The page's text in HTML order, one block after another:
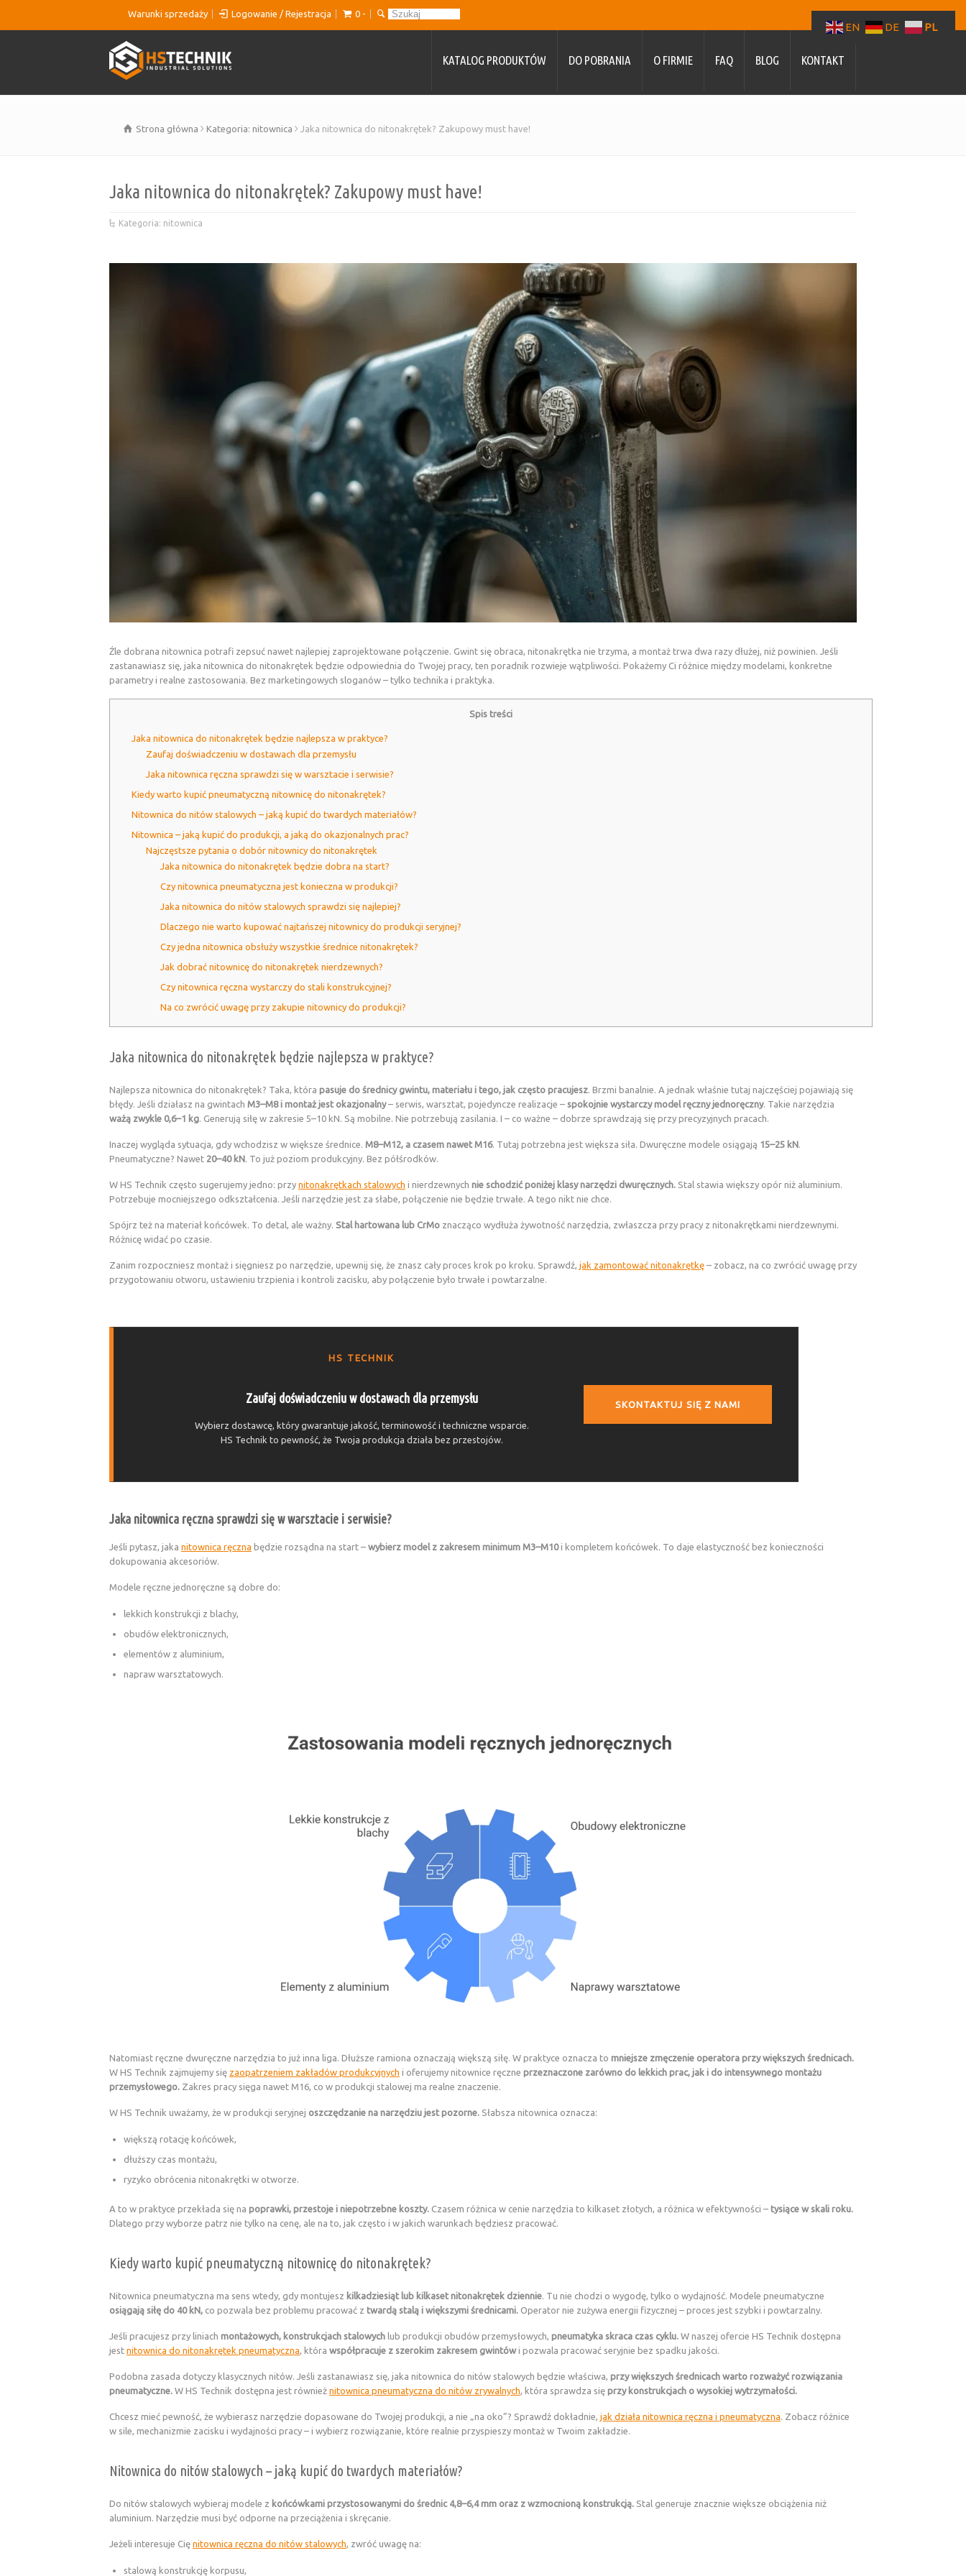
Warunki sprzedaży Logowanie / Rejestracja 0 -
KATALOG PRODUKTÓW DO POBRANIA O FIRMIE FAQ BLOG KONTAKT
Strona główna Kategoria: nitownica Jaka nitownica do nitonakrętek? Zakupowy must have!
Jaka nitownica do nitonakrętek? Zakupowy must have!
Kategoria: nitownica
Źle dobrana nitownica potrafi zepsuć nawet najlepiej zaprojektowane połączenie. Gwint się obraca, nitonakrętka nie trzyma, a montaż trwa dwa razy dłużej, niż powinien. Jeśli
zastanawiasz się, jaka nitownica do nitonakrętek będzie odpowiednia do Twojej pracy, ten poradnik rozwieje wątpliwości. Pokażemy Ci różnice między modelami, konkretne
parametry i realne zastosowania. Bez marketingowych sloganów – tylko technika i praktyka.
Spis treści
Jaka nitownica do nitonakrętek będzie najlepsza w praktyce?
Zaufaj doświadczeniu w dostawach dla przemysłu
Jaka nitownica ręczna sprawdzi się w warsztacie i serwisie?
Kiedy warto kupić pneumatyczną nitownicę do nitonakrętek?
Nitownica do nitów stalowych – jaką kupić do twardych materiałów?
Nitownica – jaką kupić do produkcji, a jaką do okazjonalnych prac?
Najczęstsze pytania o dobór nitownicy do nitonakrętek
Jaka nitownica do nitonakrętek będzie dobra na start?
Czy nitownica pneumatyczna jest konieczna w produkcji?
Jaka nitownica do nitów stalowych sprawdzi się najlepiej?
Dlaczego nie warto kupować najtańszej nitownicy do produkcji seryjnej?
Czy jedna nitownica obsłuży wszystkie średnice nitonakrętek?
Jak dobrać nitownicę do nitonakrętek nierdzewnych?
Czy nitownica ręczna wystarczy do stali konstrukcyjnej?
Na co zwrócić uwagę przy zakupie nitownicy do produkcji?
Jaka nitownica do nitonakrętek będzie najlepsza w praktyce?
Najlepsza nitownica do nitonakrętek? Taka, która pasuje do średnicy gwintu, materiału i tego, jak często pracujesz. Brzmi banalnie. A jednak właśnie tutaj najczęściej pojawiają się
błędy. Jeśli działasz na gwintach M3–M8 i montaż jest okazjonalny– serwis, warsztat, pojedyncze realizacje – spokojnie wystarczy model ręczny jednoręczny. Takie narzędzia
ważą zwykle 0,6–1 kg. Generują siłę w zakresie 5–10 kN. Są mobilne. Nie potrzebują zasilania. I – co ważne – dobrze sprawdzają się przy precyzyjnych pracach.
Inaczej wygląda sytuacja, gdy wchodzisz w większe średnice. M8–M12, a czasem nawet M16. Tutaj potrzebna jest większa siła. Dwuręczne modele osiągają 15–25 kN.
Pneumatyczne? Nawet 20–40 kN. To już poziom produkcyjny. Bez półśrodków.
W HS Technik często sugerujemy jedno: przy nitonakrętkach stalowych i nierdzewnych nie schodzić poniżej klasy narzędzi dwuręcznych. Stal stawia większy opór niż aluminium.
Potrzebuje mocniejszego odkształcenia. Jeśli narzędzie jest za słabe, połączenie nie będzie trwałe. A tego nikt nie chce.
Spójrz też na materiał końcówek. To detal, ale ważny. Stal hartowana lub CrMo znacząco wydłuża żywotność narzędzia, zwłaszcza przy pracy z nitonakrętkami nierdzewnymi.
Różnicę widać po czasie.
Zanim rozpoczniesz montaż i sięgniesz po narzędzie, upewnij się, że znasz cały proces krok po kroku. Sprawdź, jak zamontować nitonakrętkę – zobacz, na co zwrócić uwagę przy
przygotowaniu otworu, ustawieniu trzpienia i kontroli zacisku, aby połączenie było trwałe i powtarzalne.
HS TECHNIK
Zaufaj doświadczeniu w dostawach dla przemysłu
Wybierz dostawcę, który gwarantuje jakość, terminowość i techniczne wsparcie.
HS Technik to pewność, że Twoja produkcja działa bez przestojów.
SKONTAKTUJ SIĘ Z NAMI
Jaka nitownica ręczna sprawdzi się w warsztacie i serwisie?
Jeśli pytasz, jaka nitownica ręczna będzie rozsądna na start – wybierz model z zakresem minimum M3–M10i kompletem końcówek. To daje elastyczność bez konieczności
dokupowania akcesoriów.
Modele ręczne jednoręczne są dobre do:
lekkich konstrukcji z blachy,
obudów elektronicznych,
elementów z aluminium,
napraw warsztatowych.
Natomiast ręczne dwuręczne narzędzia to już inna liga. Dłuższe ramiona oznaczają większą siłę. W praktyce oznacza to mniejsze zmęczenie operatora przy większych średnicach.
W HS Technik zajmujemy się zaopatrzeniem zakładów produkcyjnych i oferujemy nitownice ręczne przeznaczone zarówno do lekkich prac, jak i do intensywnego montażu
przemysłowego. Zakres pracy sięga nawet M16, co w produkcji stalowej ma realne znaczenie.
W HS Technik uważamy, że w produkcji seryjnej oszczędzanie na narzędziu jest pozorne. Słabsza nitownica oznacza:
większą rotację końcówek,
dłuższy czas montażu,
ryzyko obrócenia nitonakrętki w otworze.
A to w praktyce przekłada się na poprawki, przestoje i niepotrzebne koszty. Czasem różnica w cenie narzędzia to kilkaset złotych, a różnica w efektywności – tysiące w skali roku.
Dlatego przy wyborze patrz nie tylko na cenę, ale na to, jak często i w jakich warunkach będziesz pracować.
Kiedy warto kupić pneumatyczną nitownicę do nitonakrętek?
Nitownica pneumatyczna ma sens wtedy, gdy montujesz kilkadziesiąt lub kilkaset nitonakrętek dziennie . Tu nie chodzi o wygodę, tylko o wydajność. Modele pneumatyczne
osiągają siłę do 40 kN, co pozwala bez problemu pracować z twardą stalą i większymi średnicami. Operator nie zużywa energii fizycznej – proces jest szybki i powtarzalny.
Jeśli pracujesz przy liniach montażowych, konstrukcjach stalowych lub produkcji obudów przemysłowych, pneumatyka skraca czas cyklu. W naszej ofercie HS Technik dostępna
jest nitownica do nitonakrętek pneumatyczna , która współpracuje z szerokim zakresem gwintówi pozwala pracować seryjnie bez spadku jakości.
Podobna zasada dotyczy klasycznych nitów. Jeśli zastanawiasz się, jaka nitownica do nitów stalowych będzie właściwa, przy większych średnicach warto rozważyć rozwiązania
pneumatyczne. W HS Technik dostępna jest również nitownica pneumatyczna do nitów zrywalnych , która sprawdza się przy konstrukcjach o wysokiej wytrzymałości.
Chcesz mieć pewność, że wybierasz narzędzie dopasowane do Twojej produkcji, a nie „na oko”? Sprawdź dokładnie, jak działa nitownica ręczna i pneumatyczna . Zobacz różnice
w sile, mechanizmie zacisku i wydajności pracy – i wybierz rozwiązanie, które realnie przyspieszy montaż w Twoim zakładzie.
Nitownica do nitów stalowych – jaką kupić do twardych materiałów?
Do nitów stalowych wybieraj modele z końcówkami przystosowanymi do średnic 4,8–6,4 mm oraz z wzmocnioną konstrukcją. Stal generuje znacznie większe obciążenia niż
aluminium. Narzędzie musi być odporne na przeciążenia i skręcanie.
Jeżeli interesuje Cię nitownica ręczna do nitów stalowych , zwróć uwagę na:
stalową konstrukcję korpusu,
EN DE PL